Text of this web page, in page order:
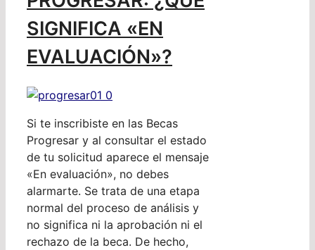
SIGNIFICA «EN
EVALUACIÓN»?
Si te inscribiste en las Becas
Progresar y al consultar el estado
de tu solicitud aparece el mensaje
«En evaluación», no debes
alarmarte. Se trata de una etapa
normal del proceso de análisis y
no significa ni la aprobación ni el
rechazo de la beca. De hecho,